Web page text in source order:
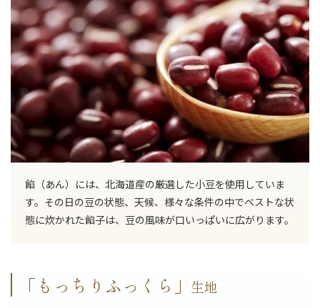
餡（あん）には、北海道産の厳選した小豆を使用していま
す。その日の豆の状態、天候、様々な条件の中でベストな状
態に炊かれた餡子は、豆の風味が口いっぱいに広がります。
「もっちりふっくら」 生地